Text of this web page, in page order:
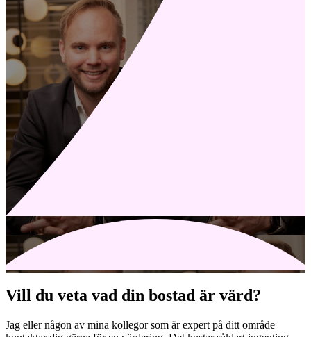
Vill du veta vad din bostad är värd?
Jag eller någon av mina kollegor som är expert på ditt område